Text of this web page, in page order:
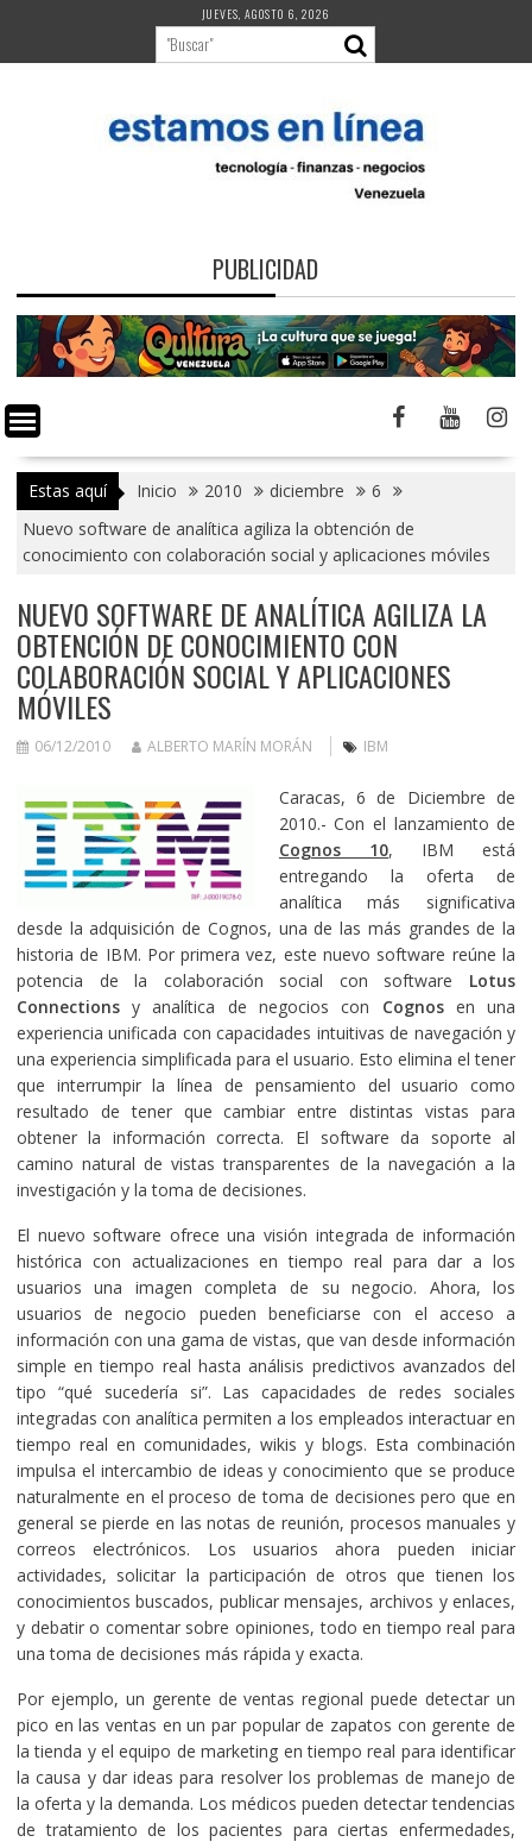
contenido
JUEVES, AGOSTO 6, 2026
PUBLICIDAD
Estas aquí Inicio 2010 diciembre
6
Nuevo software de analítica agiliza la obtención de
conocimiento con colaboración social y aplicaciones móviles
NUEVO SOFTWARE DE ANALÍTICA AGILIZA LA
OBTENCIÓN DE CONOCIMIENTO CON
COLABORACIÓN SOCIAL Y APLICACIONES
MÓVILES
06/12/2010 ALBERTO MARÍN MORÁN IBM
Caracas, 6 de Diciembre de
2010.- Con el lanzamiento de
Cognos 10, IBM está
entregando la oferta de
analítica más significativa
desde la adquisición de Cognos, una de las más grandes de la
historia de IBM. Por primera vez, este nuevo software reúne la
potencia de la colaboración social con software Lotus
Connectionsy analítica de negocios con Cognos en una
experiencia unificada con capacidades intuitivas de navegación y
una experiencia simplificada para el usuario. Esto elimina el tener
que interrumpir la línea de pensamiento del usuario como
resultado de tener que cambiar entre distintas vistas para
obtener la información correcta. El software da soporte al
camino natural de vistas transparentes de la navegación a la
investigación y la toma de decisiones.
El nuevo software ofrece una visión integrada de información
histórica con actualizaciones en tiempo real para dar a los
usuarios una imagen completa de su negocio. Ahora, los
usuarios de negocio pueden beneficiarse con el acceso a
información con una gama de vistas, que van desde información
simple en tiempo real hasta análisis predictivos avanzados del
tipo “qué sucedería si”. Las capacidades de redes sociales
integradas con analítica permiten a los empleados interactuar en
tiempo real en comunidades, wikis y blogs. Esta combinación
impulsa el intercambio de ideas y conocimiento que se produce
naturalmente en el proceso de toma de decisiones pero que en
general se pierde en las notas de reunión, procesos manuales y
correos electrónicos. Los usuarios ahora pueden iniciar
actividades, solicitar la participación de otros que tienen los
conocimientos buscados, publicar mensajes, archivos y enlaces,
y debatir o comentar sobre opiniones, todo en tiempo real para
una toma de decisiones más rápida y exacta.
Por ejemplo, un gerente de ventas regional puede detectar un
pico en las ventas en un par popular de zapatos con gerente de
la tienda y el equipo de marketing en tiempo real para identificar
la causa y dar ideas para resolver los problemas de manejo de
la oferta y la demanda. Los médicos pueden detectar tendencias
de tratamiento de los pacientes para ciertas enfermedades,